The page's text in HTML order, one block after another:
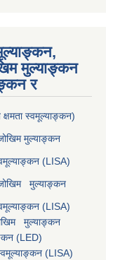
मुल्याङ्कन
र
स्वमूल्याङ्कन)
मुल्याङ्कन
(LISA)
मुल्याङ्कन
(LISA)
मुल्याङ्कन
(LED)
(LISA)